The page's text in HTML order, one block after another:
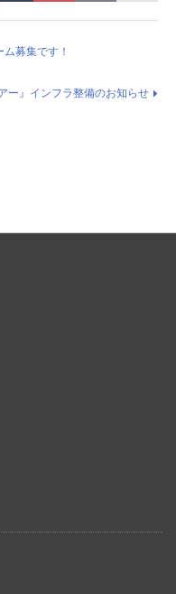
募集です！
ー』インフラ整備のお知らせ